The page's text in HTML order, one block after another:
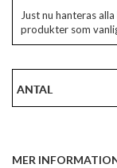
Just nu hanteras
produkter som
ANTAL
MER